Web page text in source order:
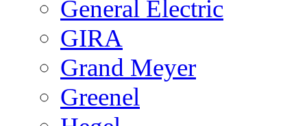
General Electric
GIRA
Grand Meyer
Greenel